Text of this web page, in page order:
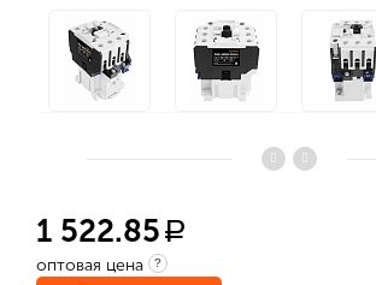
1 522.85 a
оптовая цена ?